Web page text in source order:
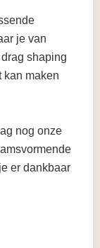
je van
shaping
kan maken
nog onze
er dankbaar